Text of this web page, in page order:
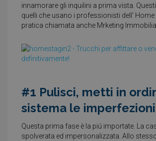
innamorare gli inquilini a prima vista.
quelli che usano i professionisti dell’ Home
pratica chiamata anche Mrketing
#1 Pulisci, metti in
sistema le imperfezioni
Questa prima fase è la piú importate. La
spolverata ed impersonalizzata. Allo